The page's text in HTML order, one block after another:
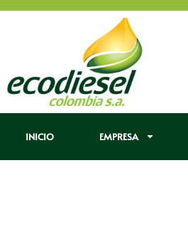
INICIO EMPRESA